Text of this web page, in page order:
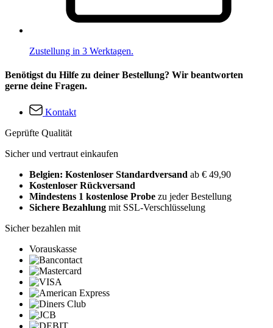
Zustellung in 3 Werktagen.
Benötigst du Hilfe zu deiner Bestellung? Wir beantworten
gerne deine Fragen.
Kontakt
Geprüfte Qualität
Sicher und vertraut einkaufen
Belgien: Kostenloser Standardversand ab € 49,90
Kostenloser Rückversand
Mindestens 1 kostenlose Probe zu jeder Bestellung
Sichere Bezahlung mit SSL-Verschlüsselung
Sicher bezahlen mit
Vorauskasse